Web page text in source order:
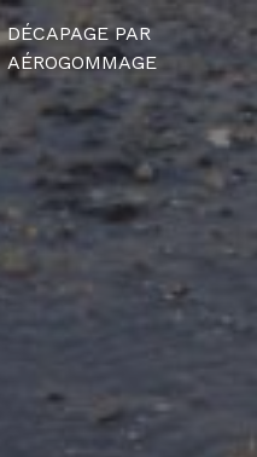
DÉCAPAGE PAR
AÉROGOMMAGE